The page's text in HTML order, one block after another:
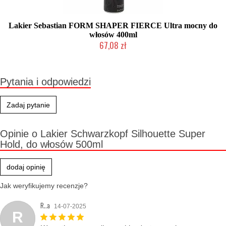
Lakier Sebastian FORM SHAPER FIERCE Ultra mocny do
włosów 400ml
67,08 zł
Pytania i odpowiedzi
Zadaj pytanie
Opinie o Lakier Schwarzkopf Silhouette Super
Hold, do włosów 500ml
dodaj opinię
Jak weryfikujemy recenzje?
R
R..a 14-07-2025